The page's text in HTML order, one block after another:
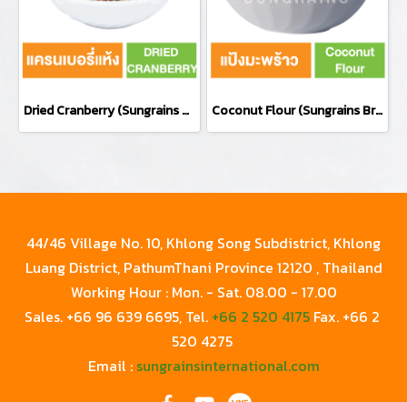
Dried Cranberry (Sungrains Brand) Coconut Flour (Sungrains Brand)
44/46 Village No. 10, Khlong Song Subdistrict, Khlong
Luang District, PathumThani Province 12120 , Thailand
Working Hour : Mon. - Sat. 08.00 - 17.00
Sales. +66 96 639 6695, Tel. +66 2 520 4175Fax. +66 2
520 4275
Email : sungrainsinternational.com